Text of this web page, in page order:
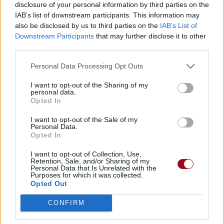
disclosure of your personal information by third parties on the
IAB’s list of downstream participants. This information may
also be disclosed by us to third parties on the IAB’s List of
Downstream Participants that may further disclose it to other
Personal Data Processing Opt Outs
I want to opt-out of the Sharing of my
personal data.
Opted In
I want to opt-out of the Sale of my
Personal Data.
Opted In
I want to opt-out of Collection, Use,
Retention, Sale, and/or Sharing of my
Personal Data that Is Unrelated with the
Purposes for which it was collected.
Opted Out
CONFIRM